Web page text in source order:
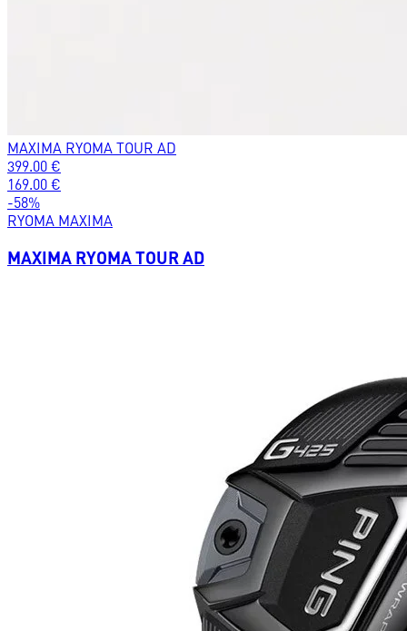
MAXIMA RYOMA TOUR AD
399.00 €
169.00 €
-58%
RYOMA MAXIMA
MAXIMA RYOMA TOUR AD